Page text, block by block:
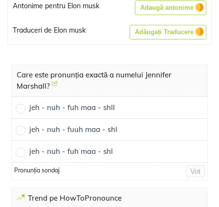
Antonime pentru Elon musk Adaugă antonime
Traduceri de Elon musk Adăugați Traducere
Care este pronunția exactă a numelui Jennifer
Marshall?
jeh - nuh - fuh maa - shll
jeh - nuh - fuuh maa - shl
jeh - nuh - fuh maa - shl
Pronunția sondaj Vot
Trend pe HowToPronounce